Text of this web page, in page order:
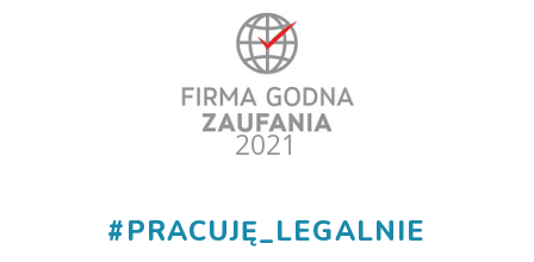
#PRACUJĘ_LEGALNIE